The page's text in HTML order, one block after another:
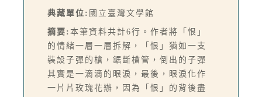
典藏單位: 國立臺灣文學館
摘要: 本筆資料共計6行。作者將「恨」
的情緒一層一層拆解，「恨」猶如一支
裝設子彈的槍，鋸斷槍管，倒出的子彈
其實是一滴滴的眼淚，最後，眼淚化作
一片片玫瑰花辦，因為「恨」的背後盡